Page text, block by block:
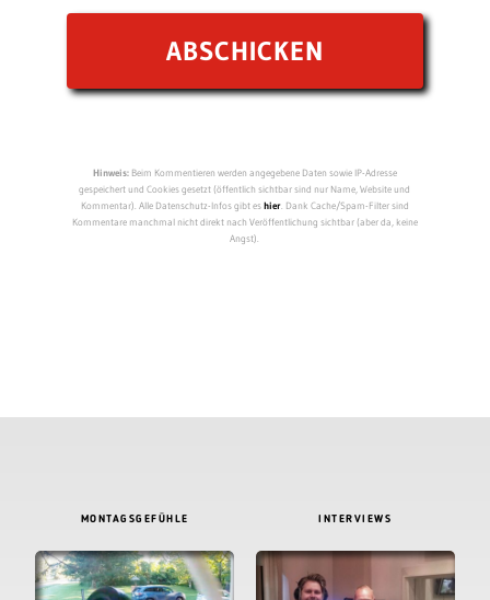
Hinweis:Beim Kommentieren werden angegebene Daten sowie IP-Adresse
gespeichert und Cookies gesetzt (öffentlich sichtbar sind nur Name, Website und
Kommentar). Alle Datenschutz-Infos gibt eshier. Dank Cache/Spam-Filter sind
Kommentare manchmal nicht direkt nach Veröffentlichung sichtbar (aber da, keine
Angst).
MONTAGSGEFÜHLE INTERVIEWS